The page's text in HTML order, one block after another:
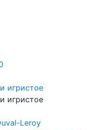
игристое
игристое
Leroy